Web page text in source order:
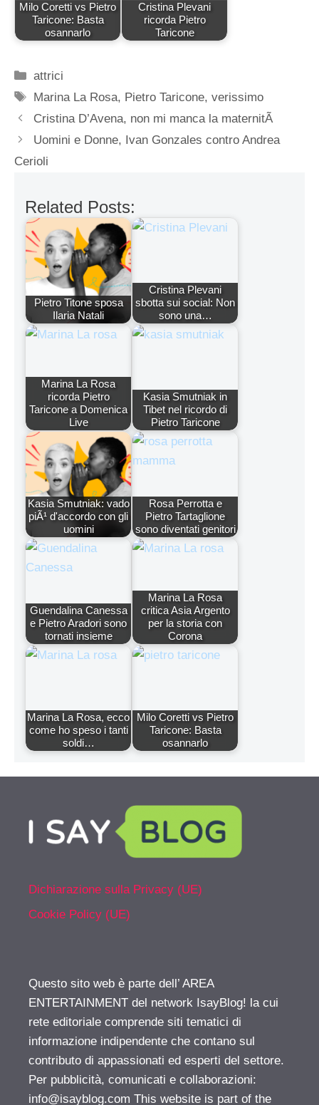
Milo Coretti vs Pietro
Taricone: Basta
osannarlo
Cristina Plevani
ricorda Pietro
Taricone
Categorie
attrici
Tag
Marina La Rosa, Pietro Taricone,verissimo
Cristina D’Avena, non mi manca la maternitÃ
Uomini e Donne, Ivan Gonzales contro Andrea
Cerioli
Related Posts:
Pietro Titone sposa
Ilaria Natali
Cristina Plevani
sbotta sui social: Non
sono una…
Marina La Rosa
ricorda Pietro
Taricone a Domenica
Live
Kasia Smutniak in
Tibet nel ricordo di
Pietro Taricone
Kasia Smutniak: vado
piÃ¹ d'accordo con gli
uomini
Rosa Perrotta e
Pietro Tartaglione
sono diventati genitori
Guendalina Canessa
e Pietro Aradori sono
tornati insieme
Marina La Rosa
critica Asia Argento
per la storia con
Corona
Marina La Rosa, ecco
come ho speso i tanti
soldi…
Milo Coretti vs Pietro
Taricone: Basta
osannarlo
Dichiarazione sulla Privacy (UE)
Cookie Policy (UE)
Questo sito web è parte dell’ AREA
ENTERTAINMENT del network IsayBlog! la cui
rete editoriale comprende siti tematici di
informazione indipendente che contano sul
contributo di appassionati ed esperti del settore.
Per pubblicità, comunicati e collaborazioni:
info@isayblog.com This website is part of the